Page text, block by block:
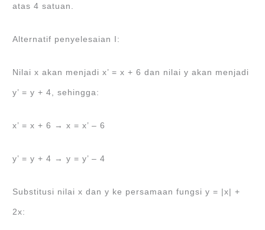
atas 4 satuan.
Alternatif penyelesaian I:
Nilai x akan menjadi x’ = x + 6 dan nilai y akan menjadi
y’ = y + 4, sehingga:
x’ = x + 6 → x = x’ – 6
y’ = y + 4 → y = y’ – 4
Substitusi nilai x dan y ke persamaan fungsi y = |x| +
2x: